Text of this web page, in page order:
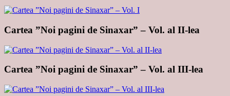
Cartea ”Noi pagini de Sinaxar” – Vol. al II-lea
Cartea ”Noi pagini de Sinaxar” – Vol. al III-lea